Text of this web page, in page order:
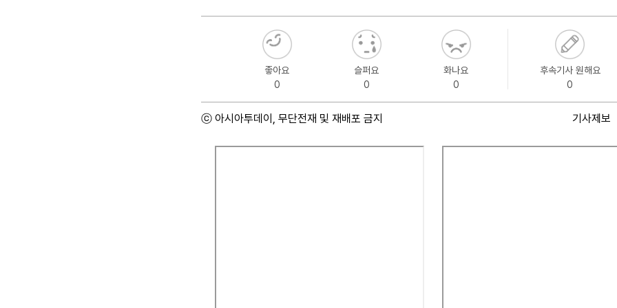
좋아요
0
슬퍼요
0
화나요
0
후속기사 원해요
0
ⓒ 아시아투데이, 무단전재 및 재배포 금지 기사제보